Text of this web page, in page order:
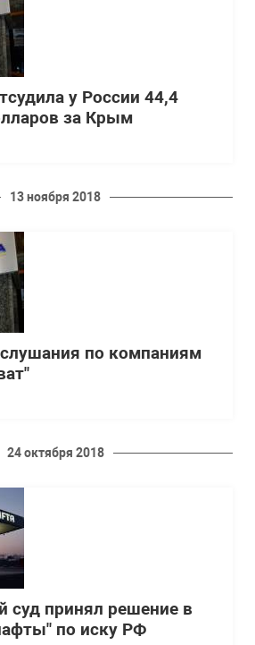
у России 44,4
за Крым
13 ноября 2018
по компаниям
24 октября 2018
суд принял решение в
по иску РФ